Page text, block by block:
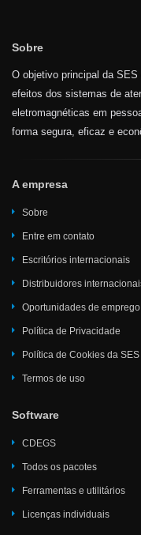
Sobre
O objetivo principal da
efeitos dos sistemas de
eletromagnéticas em
forma segura, eficaz e
A empresa
Sobre
Entre em contato
Escritórios internacionais
Distribuidores
Oportunidades de emprego
Política de Privacidade
Política de Cookies da SES
Termos de uso
Software
CDEGS
Todos os pacotes
Ferramentas e utilitários
Licenças individuais